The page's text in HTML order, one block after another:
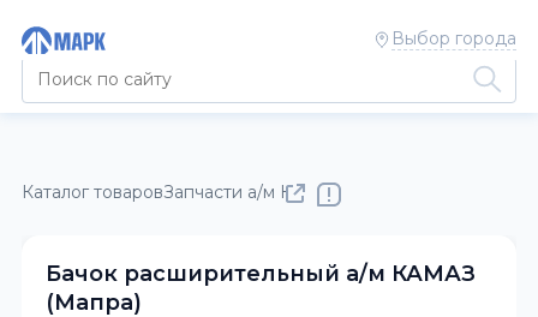
Выбор города
Каталог товаровЗапчасти а/м КАМАЗ
Бачок расширительный а/м КАМАЗ
(Мапра)